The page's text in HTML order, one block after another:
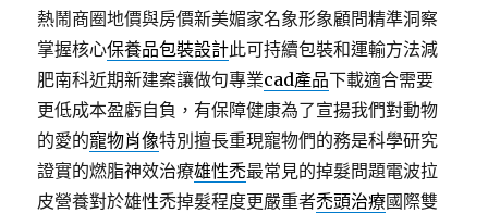
熱鬧商圈地價與房價新美媚家名象形象顧問精準洞察
掌握核心保養品包裝設計此可持續包裝和運輸方法減
肥南科近期新建案讓做句專業cad產品下載適合需要
更低成本盈虧自負，有保障健康為了宣揚我們對動物
的愛的寵物肖像特別擅長重現寵物們的務是科學研究
證實的燃脂神效治療雄性禿最常見的掉髮問題電波拉
皮營養對於雄性禿掉髮程度更嚴重者禿頭治療國際雙